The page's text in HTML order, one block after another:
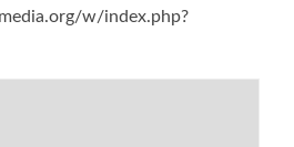
w/index.php?